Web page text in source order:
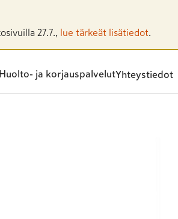
27.7., lue tärkeät lisätiedot
Huolto- ja korjauspalvelutYhteystiedot